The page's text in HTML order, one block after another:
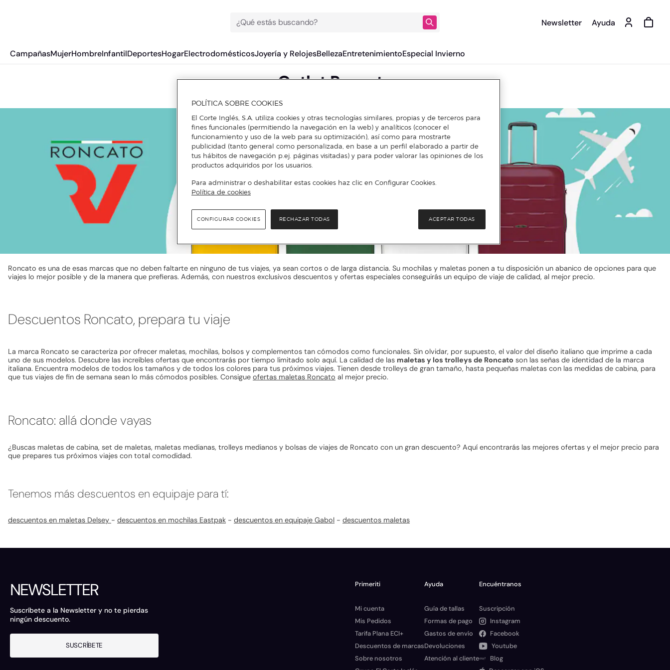
¿Qué estás buscando? Newsletter Ayuda
CampañasMujerHombreInfantilDeportesHogarElectrodomésticosJoyería y RelojesBellezaEntretenimientoEspecial Invierno
Outlet Roncato
Roncato es una de esas marcas que no deben faltarte en ninguno de tus viajes, ya sean cortos o de larga distancia. Su mochilas y maletas ponen a tu disposición un abanico de opciones para que
viajes lo mejor posible y de la manera que prefieras. Además, con nuestros exclusivos descuentos y ofertas especiales conseguirás un equipo de viaje de calidad, al mejor precio.
Descuentos Roncato, prepara tu viaje
La marca Roncato se caracteriza por ofrecer maletas, mochilas, bolsos y complementos tan cómodos como funcionales. Sin olvidar, por supuesto, el valor del diseño italiano que imprime a cada
uno de sus modelos. Descubre las increíbles ofertas que encontrarás por tiempo limitado solo aquí. La calidad de las maletas y los trolleys de Roncato son las señas de identidad de la marca
italiana. Encuentra modelos de todos los tamaños y de todos los colores para tus próximos viajes. Tienen desde trolleys de gran tamaño, hasta pequeñas maletas con las medidas de cabina, para
que tus viajes de fin de semana sean lo más cómodos posibles. Consigue ofertas maletas Roncato al mejor precio.
Roncato: allá donde vayas
¿Buscas maletas de cabina, set de maletas, maletas medianas, trolleys medianos y bolsas de viajes de Roncato con un gran descuento? Aquí encontrarás las mejores ofertas y el mejor precio para
que prepares tus próximos viajes con total comodidad.
Tenemos más descuentos en equipaje para tí:
descuentos en maletas Delsey - descuentos en mochilas Eastpak - descuentos en equipaje Gabol - descuentos maletas
NEWSLETTER
Suscríbete a la Newsletter y no te pierdas
ningún descuento.
SUSCRÍBETE
Primeriti
Mi cuenta
Mis Pedidos
Tarifa Plana ECI+
Descuentos de marcas
Sobre nosotros
Ayuda
Guía de tallas
Formas de pago
Gastos de envío
Devoluciones
Atención al cliente
Encuéntranos
Suscripción
Instagram
Facebook
Youtube
Blog
POLÍTICA SOBRE COOKIES
El Corte Inglés, S.A. utiliza cookies y otras tecnologías similares, propias y de terceros para
fines funcionales (permitiendo la navegación en la web) y analíticos (conocer el
funcionamiento y uso de la web para su optimización), así como para mostrarte
publicidad (tanto general como personalizada, en base a un perfil elaborado a partir de
tus hábitos de navegación p.ej. páginas visitadas) y para poder valorar las opiniones de los
productos adquiridos por los usuarios.
Para administrar o deshabilitar estas cookies haz clic en Configurar Cookies.
Política de cookies
RECHAZAR TODAS ACEPTAR TODAS
CONFIGURAR COOKIES